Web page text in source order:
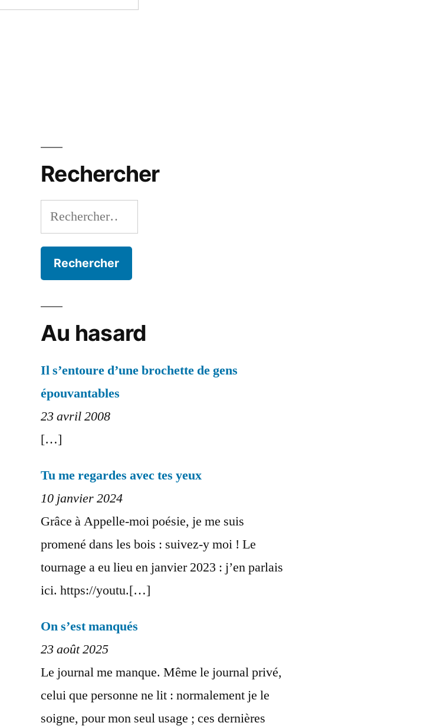
Rechercher
Rechercher :
Au hasard
Il s’entoure d’une brochette de gens
épouvantables
23 avril 2008
[…]
Tu me regardes avec tes yeux
10 janvier 2024
Grâce à Appelle-moi poésie, je me suis
promené dans les bois : suivez-y moi ! Le
tournage a eu lieu en janvier 2023 : j’en parlais
ici. https://youtu.[…]
On s’est manqués
23 août 2025
Le journal me manque. Même le journal privé,
celui que personne ne lit : normalement je le
soigne, pour mon seul usage ; ces dernières